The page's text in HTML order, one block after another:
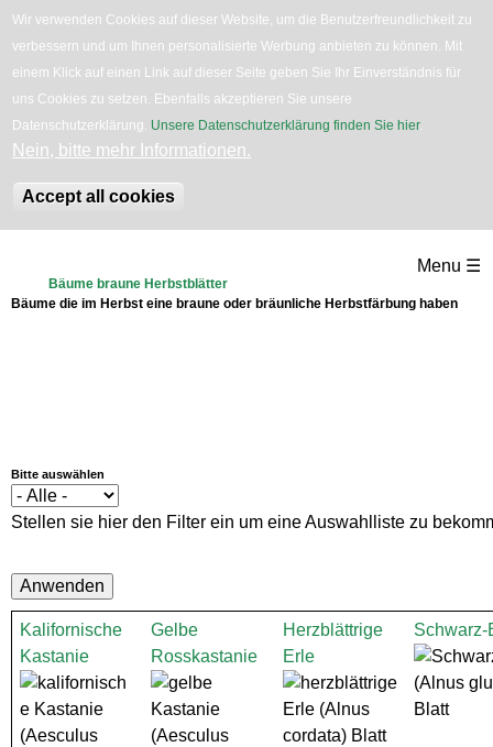
Wir verwenden Cookies auf dieser Website, um die Benutzerfreundlichkeit zu
verbessern und um Ihnen personalisierte Werbung anbieten zu können. Mit
einem Klick auf einen Link auf dieser Seite geben Sie Ihr Einverständnis für
uns Cookies zu setzen. Ebenfalls akzeptieren Sie unsere
Datenschutzerklärung. Unsere Datenschutzerklärung finden Sie hier.
Nein, bitte mehr Informationen.
Accept all cookies
zum
Menu ☰
Bäume braune Herbstblätter
Bäume die im Herbst eine braune oder bräunliche Herbstfärbung haben
Bitte auswählen
Stellen sie hier den Filter ein um eine Auswahlliste zu
Kalifornische
Kastanie
Gelbe
Rosskastanie
Herzblättrige
Erle
Schwarz-